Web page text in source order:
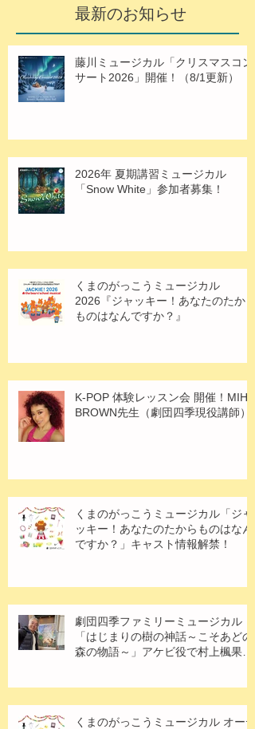
最新のお知らせ
藤川ミュージカル「クリスマスコン
サート2026」開催！（8/1更新）
2026年 夏期講習ミュージカル
「Snow White」参加者募集！
くまのがっこうミュージカル
2026『ジャッキー！あなたのたから
ものはなんですか？』
K-POP 体験レッスン会 開催！MIHO
BROWN先生（劇団四季現役講師）
くまのがっこうミュージカル「ジャ
ッキー！あなたのたからものはなん
ですか？」キャスト情報解禁！
劇団四季ファミリーミュージカル
「はじまりの樹の神話～こそあどの
森の物語～」アケビ役で村上楓果さ
くまのがっこうミュージカル オーデ